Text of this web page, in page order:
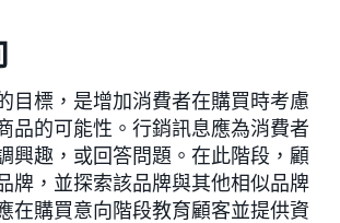
目標，是增加消費者在購買時考慮
品的可能性。行銷訊息應為消費者
興趣，或回答問題。在此階段，顧
牌，並探索該品牌與其他相似品牌
在購買意向階段教育顧客並提供資